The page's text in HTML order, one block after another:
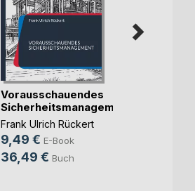
Vorausschauendes
Sicherheitsmanagement
Frank Ulrich Rückert
9,49 € E-Book
36,49 € Buch